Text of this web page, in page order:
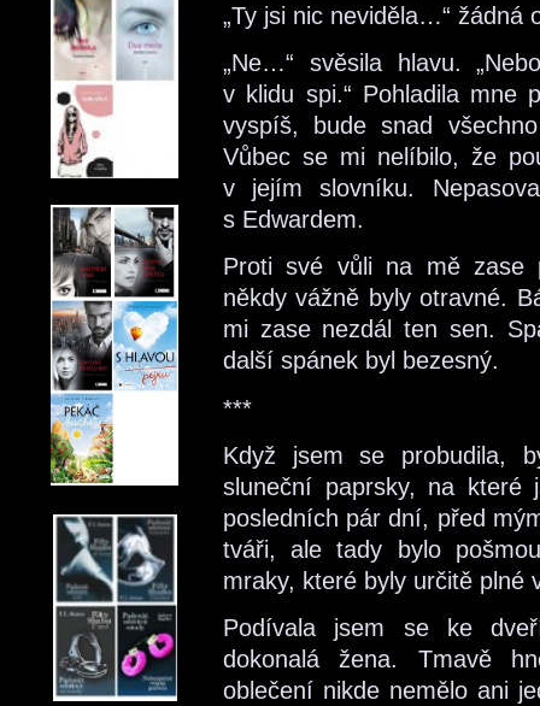
„Ty jsi nic neviděla…“ žádná
„Ne…“ svěsila hlavu.
v klidu spi.“ Pohladila mne
vyspíš, bude snad
Vůbec se mi nelíbilo, že
v jejím slovníku.
s Edwardem.
Proti své vůli na mě zase
někdy vážně byly otravné.
mi zase nezdál ten sen.
další spánek byl bezesný.
***
Když jsem se probudila,
sluneční paprsky, na které
posledních pár dní, před
tváři, ale tady bylo
mraky, které byly určitě plné
Podívala jsem se ke
dokonalá žena. Tmavě
oblečení nikde nemělo ani